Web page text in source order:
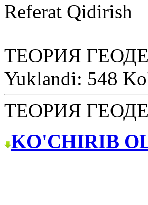
Referat Qidirish
ТЕОРИЯ
Yuklandi: 548
ТЕОРИЯ
KO'CHIRIB